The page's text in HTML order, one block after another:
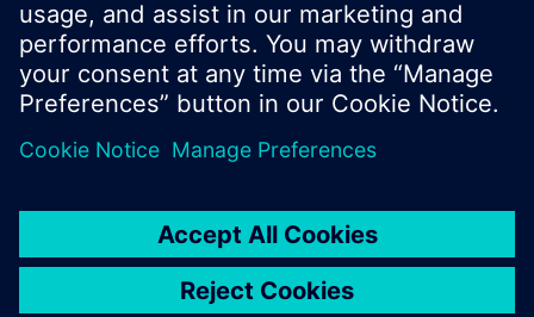
© Siemens Switzerland Ltd. Building Technologies
Division - 2016
A termékválaszték és az árak országonként
Biztonsági előírás
A felhasználás feltételei